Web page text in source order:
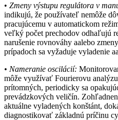
• Zmeny výstupu regulátora v
indikujú, že používateľ nemôže
pracujúcemu v automatickom
veľký počet prechodov odhaľujú
narušenie rovnováhy aalebo
prípadoch sa vyžaduje vyladenie
• Nameranie oscilácií:
môže využívať Fourierovu
prítomných, periodicky sa
prevádzkových veličín.
aktuálne vyladených konštánt,
diagnostikovať základnú príčinu